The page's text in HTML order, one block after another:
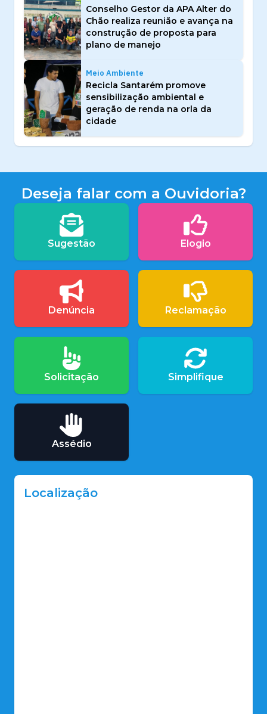
Conselho Gestor da APA Alter do
Chão realiza reunião e avança na
construção de proposta para
plano de manejo
Meio Ambiente
Recicla Santarém promove
sensibilização ambiental e
geração de renda na orla da
cidade
Deseja falar com a Ouvidoria?
Sugestão Elogio
Denúncia Reclamação
Solicitação Simplifique
Assédio
Localização